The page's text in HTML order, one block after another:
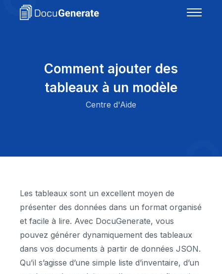
Comment ajouter des
tableaux à un modèle
Centre d'Aide
Les tableaux sont un excellent moyen de
présenter des données dans un format organisé
et facile à lire. Avec DocuGenerate, vous
pouvez générer dynamiquement des tableaux
dans vos documents à partir de données JSON.
Qu’il s’agisse d’une simple liste d’inventaire, d’un